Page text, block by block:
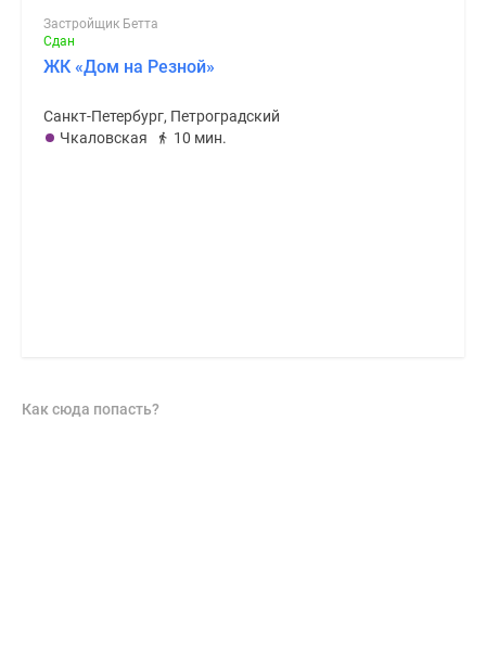
Застройщик Бетта
Сдан
ЖК «Дом на Резной»
Санкт-Петербург, Петроградский
Чкаловская
10 мин.
Как сюда попасть?